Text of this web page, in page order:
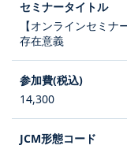
【オンラインセミ
存在意義
14,300